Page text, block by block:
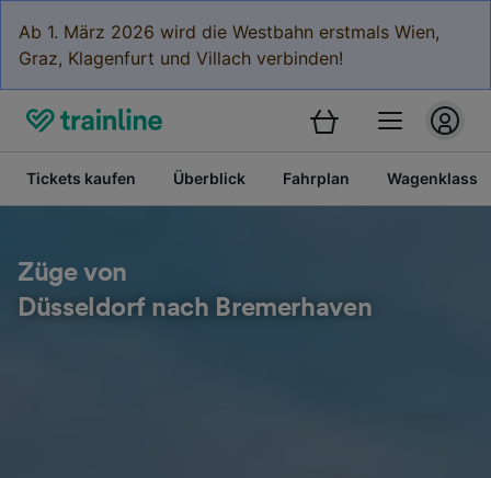
Ab 1. März 2026 wird die Westbahn erstmals Wien,
Graz, Klagenfurt und Villach verbinden!
Tickets kaufen Überblick Fahrplan
Züge von
Düsseldorf nach Bremerhaven